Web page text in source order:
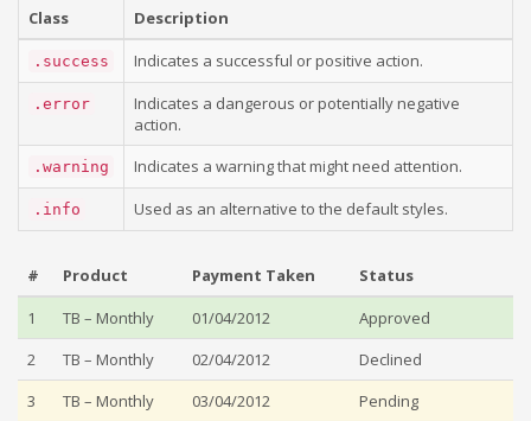
Class Description
.success Indicates a successful or positive action.
.error
Indicates a dangerous or potentially negative
action.
.warning Indicates a warning that might need attention.
.info Used as an alternative to the default styles.
# Product Payment Taken
Status
1
TB – Monthly 01/04/2012
Approved
2
TB – Monthly 02/04/2012
Declined
3
TB – Monthly 03/04/2012
Pending